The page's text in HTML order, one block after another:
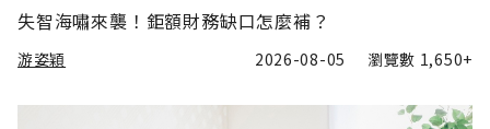
失智海嘯來襲！鉅額財務缺口怎麼補？
游姿穎 2026-08-05 瀏覽數 1,650+